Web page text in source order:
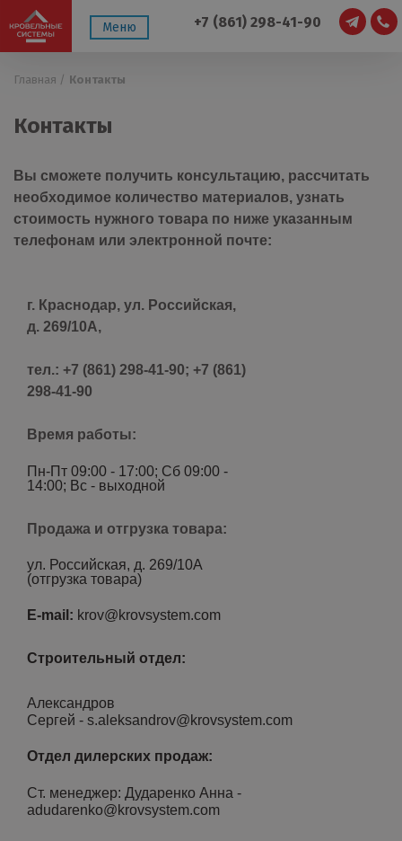
Меню +7 (861) 298-41-90
Главная / Контакты
Контакты
Вы сможете получить консультацию, рассчитать
необходимое количество материалов, узнать
стоимость нужного товара по ниже указанным
телефонам или электронной почте:
г. Краснодар, ул. Российская,
д. 269/10А,
тел.: +7 (861) 298-41-90; +7 (861)
298-41-90
Время работы:
Пн-Пт 09:00 - 17:00; Сб 09:00 -
14:00; Вс - выходной
Продажа и отгрузка товара:
ул. Российская, д. 269/10А
(отгрузка товара)
E-mail: krov@krovsystem.com
Строительный отдел:
Александров
Сергей - s.aleksandrov@krovsystem.com
Отдел дилерских продаж:
Ст. менеджер: Дударенко Анна -
adudarenko@krovsystem.com